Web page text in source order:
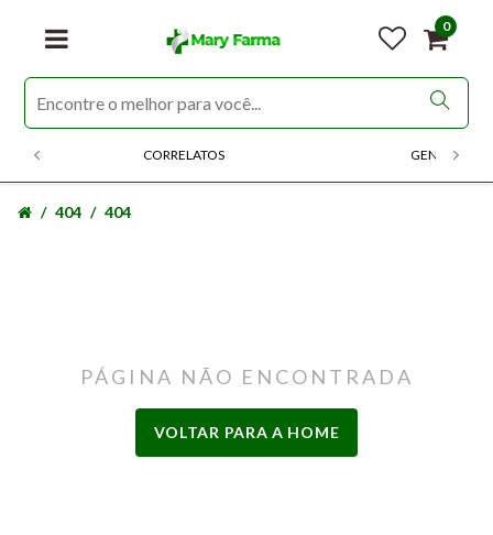
0
CORRELATOS GENERICOS
404 404
PÁGINA NÃO ENCONTRADA
VOLTAR PARA A HOME